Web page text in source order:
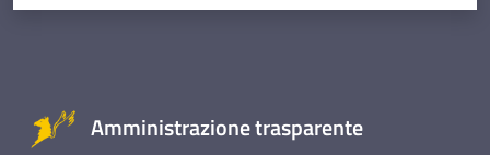
Amministrazione trasparente